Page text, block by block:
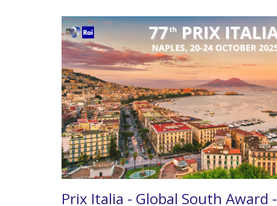
Prix Italia - Global South Award -